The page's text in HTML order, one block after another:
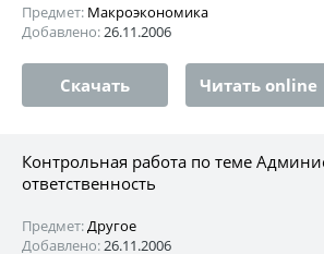
Предмет: Макроэкономика
Добавлено:26.11.2006
Скачать Читать online
Контрольная работа по теме
ответственность
Предмет:Другое
Добавлено:26.11.2006